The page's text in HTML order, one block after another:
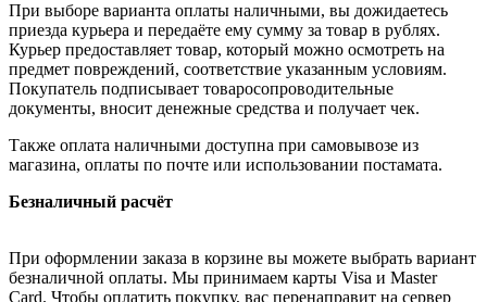
При выборе варианта оплаты наличными, вы дожидаетесь
приезда курьера и передаёте ему сумму за товар в рублях.
Курьер предоставляет товар, который можно осмотреть на
предмет повреждений, соответствие указанным условиям.
Покупатель подписывает товаросопроводительные
документы, вносит денежные средства и получает чек.
Также оплата наличными доступна при самовывозе из
магазина, оплаты по почте или использовании постамата.
Безналичный расчёт
При оформлении заказа в корзине вы можете выбрать вариант
безналичной оплаты. Мы принимаем карты Visa и Master
Card. Чтобы оплатить покупку, вас перенаправит на сервер